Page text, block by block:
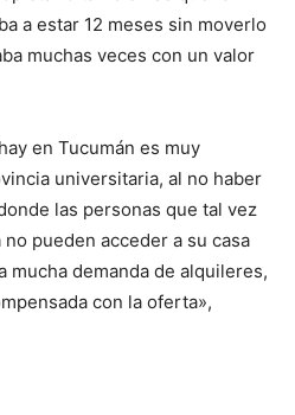
a estar 12 meses sin moverlo
muchas veces con un valor
en Tucumán es muy
universitaria, al no haber
las personas que tal vez
pueden acceder a su casa
mucha demanda de alquileres,
con la oferta»,